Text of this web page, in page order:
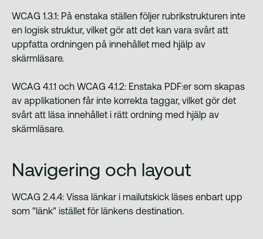
WCAG 1.3.1: På enstaka ställen följer rubrikstrukturen inte
en logisk struktur, vilket gör att det kan vara svårt att
uppfatta ordningen på innehållet med hjälp av
skärmläsare.
WCAG 4.1.1 och WCAG 4.1.2: Enstaka PDF:er som skapas
av applikationen får inte korrekta taggar, vilket gör det
svårt att läsa innehållet i rätt ordning med hjälp av
skärmläsare.
Navigering och layout
WCAG 2.4.4: Vissa länkar i mailutskick läses enbart upp
som "länk" istället för länkens destination.